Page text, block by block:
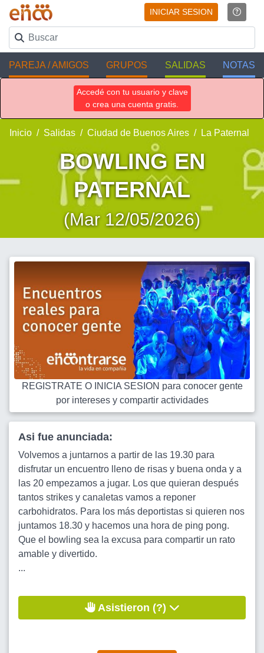
INICIAR SESION
PAREJA / AMIGOS GRUPOS SALIDAS NOTAS
Accedé con tu usuario y clave
o crea una cuenta gratis.
Inicio Salidas Ciudad de Buenos Aires La Paternal
BOWLING EN
PATERNAL
(Mar 12/05/2026)
REGISTRATE O INICIA SESION para conocer gente
por intereses y compartir actividades
Asi fue anunciada:
Volvemos a juntarnos a partir de las 19.30 para
disfrutar un encuentro lleno de risas y buena onda y a
las 20 empezamos a jugar. Los que quieran después
tantos strikes y canaletas vamos a reponer
carbohidratos. Para los más deportistas si quieren nos
juntamos 18.30 y hacemos una hora de ping pong.
Que el bowling sea la excusa para compartir un rato
amable y divertido.
...
Asistieron (?)